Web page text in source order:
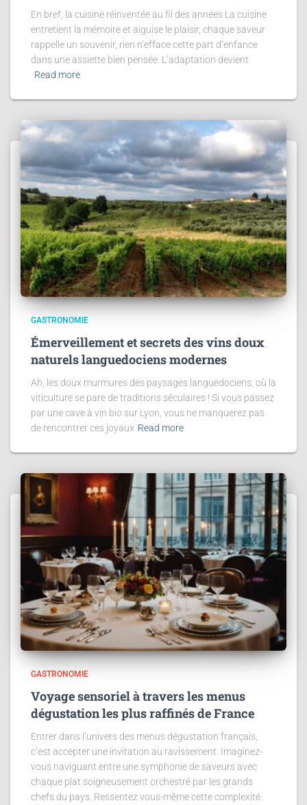
En bref, la cuisine réinventée au fil des années La cuisine
entretient la mémoire et aiguise le plaisir, chaque saveur
rappelle un souvenir, rien n’efface cette part d’enfance
dans une assiette bien pensée. L’adaptation devient
Read more
GASTRONOMIE
Émerveillement et secrets des vins doux
naturels languedociens modernes
Ah, les doux murmures des paysages languedociens, où la
viticulture se pare de traditions séculaires ! Si vous passez
par une cave à vin bio sur Lyon, vous ne manquerez pas
de rencontrer ces joyaux Read more
GASTRONOMIE
Voyage sensoriel à travers les menus
dégustation les plus raffinés de France
Entrer dans l’univers des menus dégustation français,
c’est accepter une invitation au ravissement. Imaginez-
vous naviguant entre une symphonie de saveurs avec
chaque plat soigneusement orchestré par les grands
chefs du pays. Ressentez vous-même cette complexité